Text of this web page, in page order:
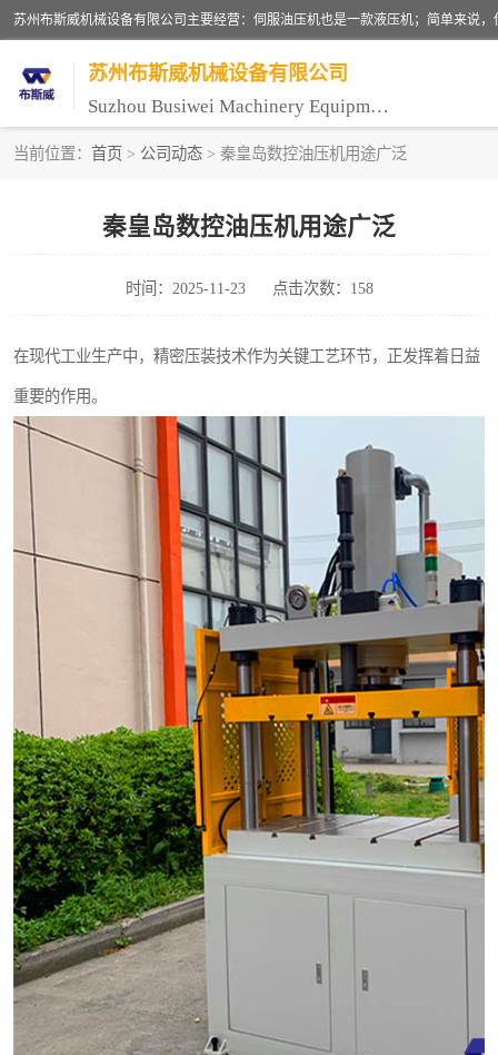
苏州布斯威机械设备有限公司
Suzhou Busiwei Machinery Equipment Co., Ltd.
当前位置： 首页 > 公司动态 > 秦皇岛数控油压机用途广泛
秦皇岛数控油压机用途广泛
时间：2025-11-23 点击次数：158
在现代工业生产中，精密压装技术作为关键工艺环节，正发挥着日益
重要的作用。
气压机-气动压床
伺服压力机